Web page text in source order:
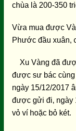
chùa là 200-350
Vừa mua được
Phước đầu xuân,
Xu Vàng đã
được sư bác cùng
ngày 15/12/2017
được gửi đi, ngày
vỏ ví hoặc bỏ két.